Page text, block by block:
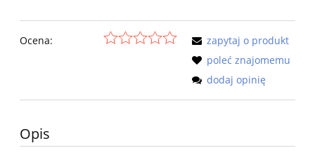
Ocena:
zapytaj o produkt
poleć znajomemu
dodaj opinię
Opis